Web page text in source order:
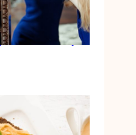
schimbări simple